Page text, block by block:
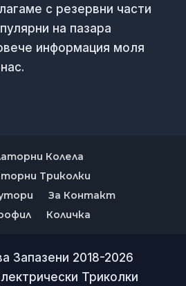
с резервни части
на пазара
информация моля
Колела
Триколки
За Контакт
Количка
Запазени 2018-2026
Триколки